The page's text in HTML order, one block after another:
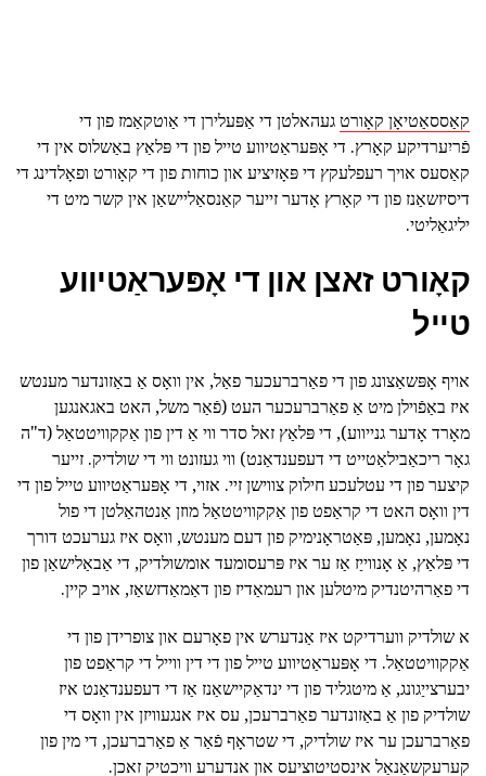
קאַססאַטיאָן קאָורטגעהאלטן די אַפּעלירן די אַוטקאַמז פון די
פֿריִערדיקע קאָרץ. די אָפּעראַטיווע טייל פון די פּלאַץ באַשלוס אין די
קאַסעס אויך רעפלעקץ די פּאָזיציע און כוחות פון די קאָורט ופאָלדינג די
דיסיזשאַנז פון די קאָרץ אָדער זייער קאַנסאַליישאַן אין קשר מיט די
יליגאַליטי.
קאָורט זאצן און די אָפּעראַטיווע
טייל
אויף אָפּשאַצונג פון די פאַרברעכער פאַל, אין וואָס אַ באַזונדער מענטש
איז באַפֿוילן מיט אַ פאַרברעכער העט (פֿאַר משל, האט באגאנגען
מאָרד אָדער גנייווע), די פּלאַץ זאל סדר ווי אַ דין פון אַקקוויטטאַל (ד"ה
גאָר ריכאַבילאַטייט די דעפענדאַנט) ווי געזונט ווי די שולדיק. זייער
קיצער פון די עטלעכע חילוק צווישן זיי. אזוי, די אָפּעראַטיווע טייל פון די
דין וואָס האט די קראַפט פון אַקקוויטטאַל מוזן אַנטהאַלטן די פול
נאָמען, נאָמען, פּאַטראָנימיק פון דעם מענטש, וואָס איז גערעכט דורך
די פּלאַץ, אַ אָנווייַז אַז ער איז פּרעסומעד אומשולדיק, די אַבאַלישאַן פון
די פאַרהיטנדיק מיטלען און רעמאַדיז פון דאַמאַדזשאַז, אויב קיין.
א שולדיק ווערדיקט איז אַנדערש אין פאָרעם און צופרידן פון די
אַקקוויטטאַל. די אָפּעראַטיווע טייל פון די דין ווייל די קראַפט פון
יבערצייַגונג, אַ מיטגליד פון די ינדאַקיישאַנז אַז די דעפענדאַנט איז
שולדיק פון אַ באַזונדער פאַרברעכן, עס איז אנגעוויזן אין וואָס די
פאַרברעכן ער איז שולדיק, די שטראָף פֿאַר אַ פאַרברעכן, די מין פון
קערעקשאַנאַל אינסטיטוציעס און אנדערע וויכטיק זאכן.